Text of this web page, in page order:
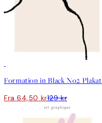
Formation in Black No2 Plakat
Fra 64,50 kr129 kr